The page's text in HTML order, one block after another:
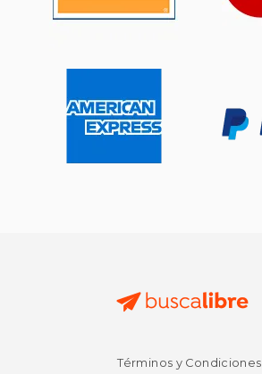
$ 26.28
Términos y Condiciones